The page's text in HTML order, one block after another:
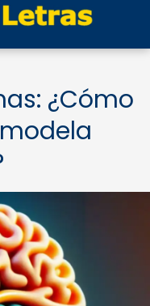
¿Cómo